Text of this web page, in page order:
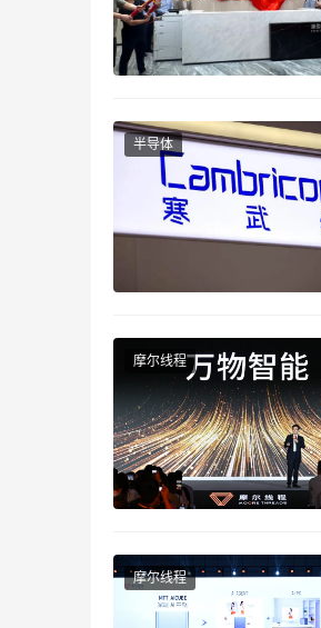
半导体
摩尔线程
摩尔线程